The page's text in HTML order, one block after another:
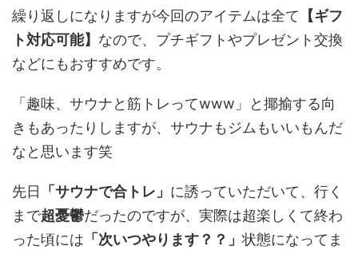
繰り返しになりますが今回のアイテムは全て 【ギフ
ト対応可能】 なので、プチギフトやプレゼント交換
などにもおすすめです。
「趣味、サウナと筋トレってwww」と揶揄する向
きもあったりしますが、サウナもジムもいいもんだ
なと思います笑
先日 「サウナで合トレ」 に誘っていただいて、行く
まで超憂鬱だったのですが、実際は超楽しくて終わ
った頃には 「次いつやります？？」 状態になってま